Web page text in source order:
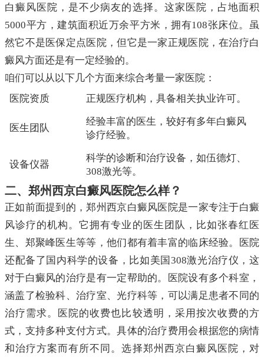
白癜风医院，是不少病友的选择。这家医院，占地面积
5000平方，建筑面积近万余平方米，拥有108张床位。虽
然它不是医保定点医院，但它是一家正规医院，在治疗白
癜风方面还是有一定经验的。
咱们可以从以下几个方面来综合考量一家医院：
医院资质
正规医疗机构，具备相关执业许可。
医生团队
经验丰富的医生，较好有多年白癜风
诊疗经验。
设备仪器
科学的诊断和治疗设备，如伍德灯、
308激光等。
二、郑州西京白癜风医院怎么样？
正如前面提到的，郑州西京白癜风医院是一家专注于白癜
风诊疗的机构。它拥有专业的医生团队，比如张春红医
生、郑聚峰医生等等，他们都有着丰富的临床经验。医院
还配备了国内科学的设备，比如美国308激光治疗仪，这
对于白癜风的治疗是有一定帮助的。医院设有多个科室，
涵盖了检验科、治疗室、光疗科等，可以满足患者不同的
治疗需求。医院的收费也比较透明，采用按次收费的方
式，支持多种支付方式。具体的治疗费用会根据您的病情
和治疗方案而有所不同。选择郑州西京白癜风医院，对